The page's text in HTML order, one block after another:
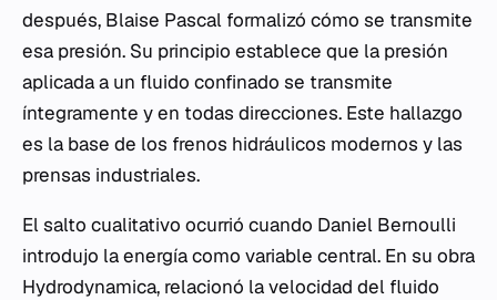
después, Blaise Pascal formalizó cómo se transmite
esa presión. Su principio establece que la presión
aplicada a un fluido confinado se transmite
íntegramente y en todas direcciones. Este hallazgo
es la base de los frenos hidráulicos modernos y las
prensas industriales.
El salto cualitativo ocurrió cuando Daniel Bernoulli
introdujo la energía como variable central. En su obra
Hydrodynamica, relacionó la velocidad del fluido